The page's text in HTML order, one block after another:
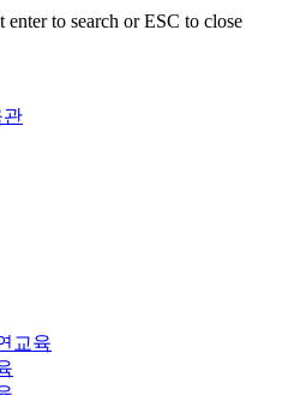
enter to search or ESC to close
관
교육